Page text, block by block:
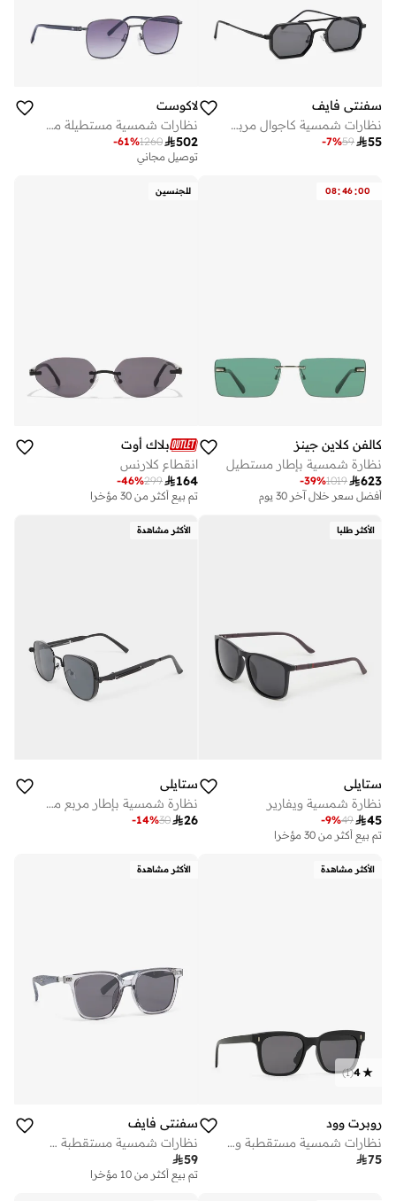
سفنتي فايف
نظارات شمسية كاجوال مربعة بتصميم الطيار
55
59
-7%
لاكوست
نظارات شمسية مستطيلة معدلة
502
1260
-61%
توصيل مجاني
08:46:00
كالفن كلاين جينز
نظارة شمسية بإطار مستطيل
623
1019
-39%
أفضل سعر خلال آخر 30 يوم
توصيل مجاني
توصيل مجاني
للجنسين
بلاك أوت
انقطاع كلارنس
164
299
-46%
تم بيع أكثر من 30 مؤخرا
الأكثر طلبا
ستايلي
نظارة شمسية ويفارير
45
49
-9%
تم بيع أكثر من 30 مؤخرا
الأكثر مشاهدة
ستايلي
نظارة شمسية بإطار مربع مع وسادات أنف
26
30
-14%
الأكثر مشاهدة
4
(
1
)
روبرت وود
نظارات شمسية مستقطبة وايفارير
75
الأكثر مشاهدة
سفنتي فايف
نظارات شمسية مستقطبة طراز واي فيرر
59
تم بيع أكثر من 10 مؤخرا